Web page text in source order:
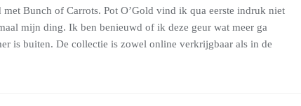
Bunch of Carrots. Pot O’Gold vind ik qua eerste indruk niet
mijn ding. Ik ben benieuwd of ik deze geur wat meer ga
is buiten. De collectie is zowel online verkrijgbaar als in de